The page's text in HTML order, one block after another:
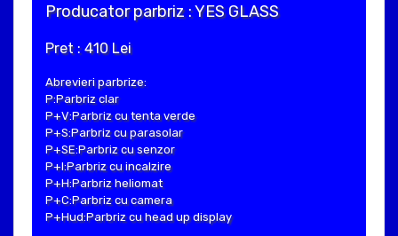
Producator parbriz : YES GLASS
Pret : 410 Lei
Abrevieri parbrize:
P:Parbriz clar
P+V:Parbriz cu tenta verde
P+S:Parbriz cu parasolar
P+SE:Parbriz cu senzor
P+I:Parbriz cu incalzire
P+H:Parbriz heliomat
P+C:Parbriz cu camera
P+Hud:Parbriz cu head up display